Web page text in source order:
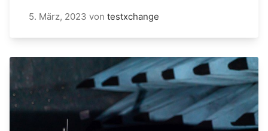
5. März, 2023 von testxchange